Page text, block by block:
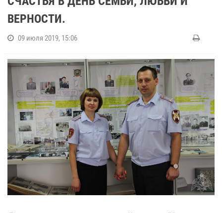
ВЕРНОСТИ.
09 июля 2019, 15:06